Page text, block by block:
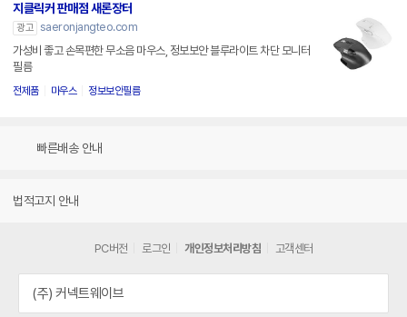
지클릭커 판매점 새론장터
광고 saeronjangteo.com
가성비 좋고 손목편한 무소음 마우스, 정보보안 블루라이트 차단 모니터
필름
전제품 마우스 정보보안필름
빠른배송 안내
법적고지 안내
PC버전 로그인 개인정보처리방침 고객센터
(주) 커넥트웨이브